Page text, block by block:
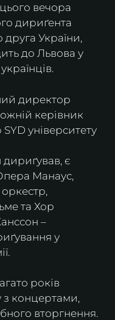
вечора
дириґента
України,
до Львова у
директор
керівник
університету
є
Манаус,
та Хор
–
у
років
з концертами,
вторгнення.